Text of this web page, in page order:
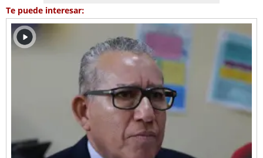
Te puede interesar: